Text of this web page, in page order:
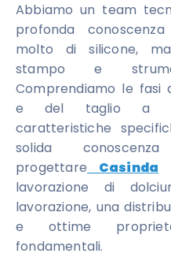
Abbiamo un team
profonda
molto di silicone,
stampo e
Comprendiamo le fasi
e del taglio a
caratteristiche
solida
progettare Casinda
lavorazione di
lavorazione, una
e ottime
fondamentali.